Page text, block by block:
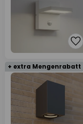
+ extra Mengenrabatt